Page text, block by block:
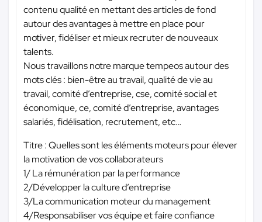
contenu qualité en mettant des articles de fond
autour des avantages à mettre en place pour
motiver, fidéliser et mieux recruter de nouveaux
talents.
Nous travaillons notre marque tempeos autour des
mots clés : bien-être au travail, qualité de vie au
travail, comité d’entreprise, cse, comité social et
économique, ce, comité d’entreprise, avantages
salariés, fidélisation, recrutement, etc…
Titre : Quelles sont les éléments moteurs pour élever
la motivation de vos collaborateurs
1/ La rémunération par la performance
2/Développer la culture d’entreprise
3/La communication moteur du management
4/Responsabiliser vos équipe et faire confiance